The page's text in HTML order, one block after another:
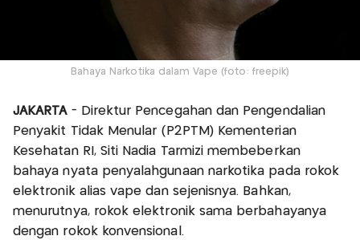
Bahaya Narkotika dalam Vape (foto: freepik)
JAKARTA- Direktur Pencegahan dan Pengendalian
Penyakit Tidak Menular (P2PTM) Kementerian
Kesehatan RI, Siti Nadia Tarmizi membeberkan
bahaya nyata penyalahgunaan narkotika pada rokok
elektronik alias vape dan sejenisnya. Bahkan,
menurutnya, rokok elektronik sama berbahayanya
dengan rokok konvensional.